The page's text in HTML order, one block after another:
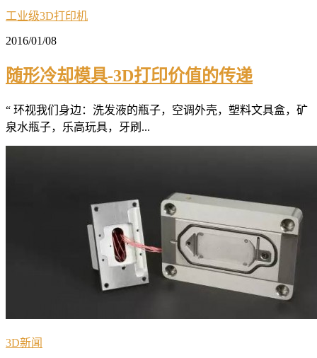
工业级3D打印机
2016/01/08
随形冷却模具-3D打印价值的传递
“ 环视我们身边：洗发液的瓶子，空调外壳，塑料文具盒，矿
泉水瓶子，乐高玩具，牙刷...
3D新闻